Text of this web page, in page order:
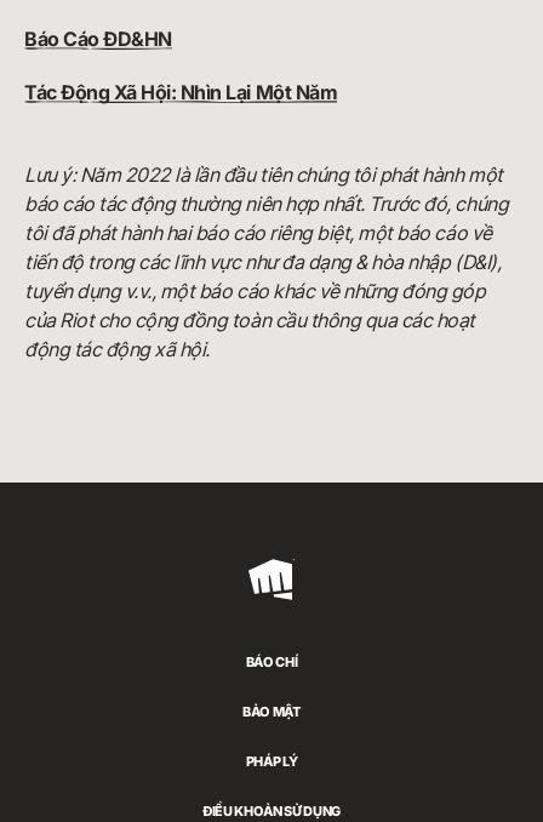
Báo Cáo ĐD&HN
Tác Động Xã Hội: Nhìn Lại Một Năm
Lưu ý: Năm 2022 là lần đầu tiên chúng tôi phát hành một
báo cáo tác động thường niên hợp nhất. Trước đó, chúng
tôi đã phát hành hai báo cáo riêng biệt, một báo cáo về
tiến độ trong các lĩnh vực như đa dạng & hòa nhập (D&I),
tuyển dụng v.v., một báo cáo khác về những đóng góp
của Riot cho cộng đồng toàn cầu thông qua các hoạt
động tác động xã hội.
Riot
BÁO CHÍ
BẢO MẬT
PHÁP LÝ
ĐIỀU KHOẢN SỬ DỤNG